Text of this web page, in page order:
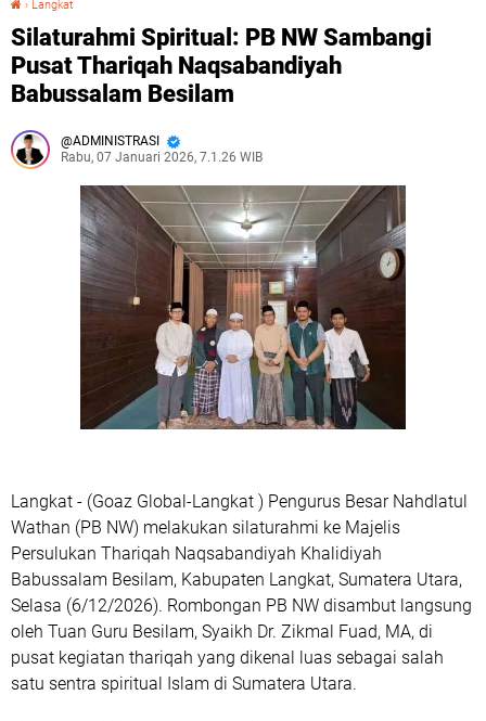
› Langkat
Silaturahmi Spiritual: PB NW Sambangi
Pusat Thariqah Naqsabandiyah
Babussalam Besilam
ADMINISTRASI
Rabu, 07 Januari 2026, 7.1.26 WIB
‎Langkat - (Goaz Global-Langkat ) Pengurus Besar Nahdlatul
Wathan (PB NW) melakukan silaturahmi ke Majelis
Persulukan Thariqah Naqsabandiyah Khalidiyah
Babussalam Besilam, Kabupaten Langkat, Sumatera Utara,
Selasa (6/12/2026). Rombongan PB NW disambut langsung
oleh Tuan Guru Besilam, Syaikh Dr. Zikmal Fuad, MA, di
pusat kegiatan thariqah yang dikenal luas sebagai salah
satu sentra spiritual Islam di Sumatera Utara.